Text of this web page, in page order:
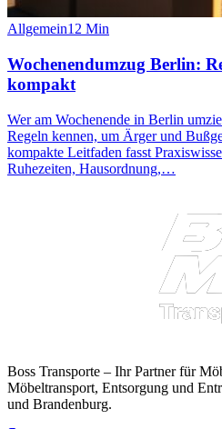
Allgemein12 Min
Wochenendumzug Berlin:
kompakt
Wer am Wochenende in Berlin
Regeln kennen, um Ärger und
kompakte Leitfaden fasst
Ruhezeiten, Hausordnung,…
Boss Transporte – Ihr Partner für
Möbeltransport, Entsorgung und
und Brandenburg.